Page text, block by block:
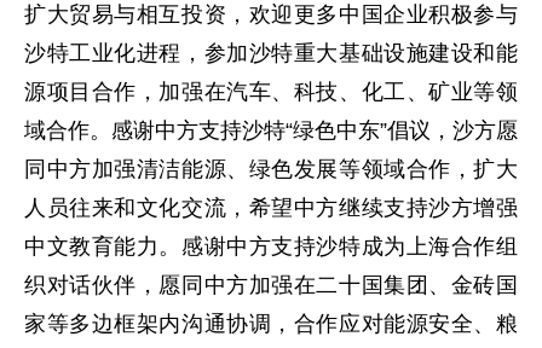
扩大贸易与相互投资，欢迎更多中国企业积极参与
沙特工业化进程，参加沙特重大基础设施建设和能
源项目合作，加强在汽车、科技、化工、矿业等领
域合作。感谢中方支持沙特“绿色中东”倡议，沙方愿
同中方加强清洁能源、绿色发展等领域合作，扩大
人员往来和文化交流，希望中方继续支持沙方增强
中文教育能力。感谢中方支持沙特成为上海合作组
织对话伙伴，愿同中方加强在二十国集团、金砖国
家等多边框架内沟通协调，合作应对能源安全、粮